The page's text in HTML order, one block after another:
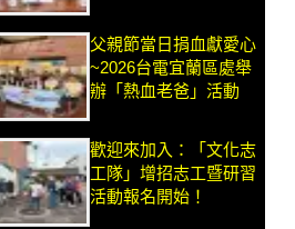
父親節當日捐血獻愛心
~2026台電宜蘭區處舉
辦「熱血老爸」活動
歡迎來加入：「文化志
工隊」增招志工暨研習
活動報名開始！